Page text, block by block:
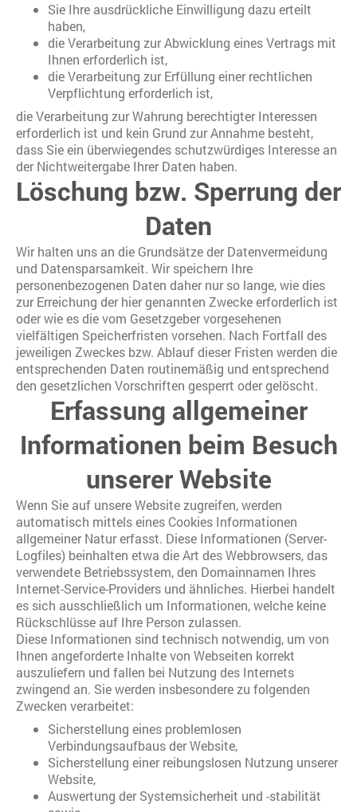
Sie Ihre ausdrückliche Einwilligung dazu erteilt
haben,
die Verarbeitung zur Abwicklung eines Vertrags mit
Ihnen erforderlich ist,
die Verarbeitung zur Erfüllung einer rechtlichen
Verpflichtung erforderlich ist,
die Verarbeitung zur Wahrung berechtigter Interessen
erforderlich ist und kein Grund zur Annahme besteht,
dass Sie ein überwiegendes schutzwürdiges Interesse an
der Nichtweitergabe Ihrer Daten haben.
Löschung bzw. Sperrung der
Daten
Wir halten uns an die Grundsätze der Datenvermeidung
und Datensparsamkeit. Wir speichern Ihre
personenbezogenen Daten daher nur so lange, wie dies
zur Erreichung der hier genannten Zwecke erforderlich ist
oder wie es die vom Gesetzgeber vorgesehenen
vielfältigen Speicherfristen vorsehen. Nach Fortfall des
jeweiligen Zweckes bzw. Ablauf dieser Fristen werden die
entsprechenden Daten routinemäßig und entsprechend
den gesetzlichen Vorschriften gesperrt oder gelöscht.
Erfassung allgemeiner
Informationen beim Besuch
unserer Website
Wenn Sie auf unsere Website zugreifen, werden
automatisch mittels eines Cookies Informationen
allgemeiner Natur erfasst. Diese Informationen (Server-
Logfiles) beinhalten etwa die Art des Webbrowsers, das
verwendete Betriebssystem, den Domainnamen Ihres
Internet-Service-Providers und ähnliches. Hierbei handelt
es sich ausschließlich um Informationen, welche keine
Rückschlüsse auf Ihre Person zulassen.
Diese Informationen sind technisch notwendig, um von
Ihnen angeforderte Inhalte von Webseiten korrekt
auszuliefern und fallen bei Nutzung des Internets
zwingend an. Sie werden insbesondere zu folgenden
Zwecken verarbeitet:
Sicherstellung eines problemlosen
Verbindungsaufbaus der Website,
Sicherstellung einer reibungslosen Nutzung unserer
Website,
Auswertung der Systemsicherheit und -stabilität